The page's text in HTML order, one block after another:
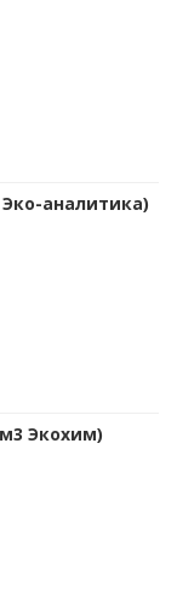
аналитика)
Экохим)